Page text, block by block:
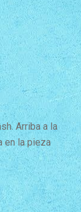
Arriba a la
en la pieza